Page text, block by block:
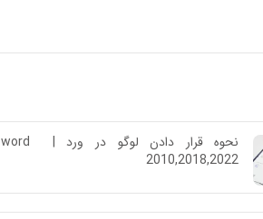
نحوه قرار دادن لوگو در ورد | word
2010,2018,2022